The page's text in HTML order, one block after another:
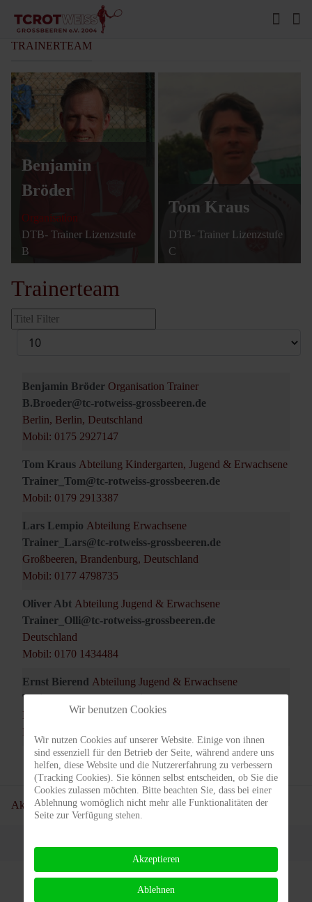
TRAINERTEAM
Benjamin
Bröder
Organisation
DTB- Trainer Lizenzstufe
B
Tom Kraus
DTB- Trainer Lizenzstufe
C
Trainerteam
Versteckt
Filterfeld
Anzeige
Benjamin Bröder Organisation Trainer
B.Broeder@tc-rotweiss-grossbeeren.de
Berlin, Berlin, Deutschland
Mobil: 0175 2927147
Tom Kraus Abteilung Kindergarten, Jugend & Erwachsene
Trainer_Tom@tc-rotweiss-grossbeeren.de
Mobil: 0179 2913387
Lars Lempio Abteilung Erwachsene
Trainer_Lars@tc-rotweiss-grossbeeren.de
Großbeeren, Brandenburg, Deutschland
Mobil: 0177 4798735
Oliver Abt Abteilung Jugend & Erwachsene
Trainer_Olli@tc-rotweiss-grossbeeren.de
Deutschland
Mobil: 0170 1434484
Ernst Bierend Abteilung Jugend & Erwachsene
Trainer_Ernst@tc-rotweiss-grossbeeren.de
Deutschland
Mobil: 0173 2409598
Aktuelle Seite:Startseite Training Trainerteam
Wir benutzen Cookies
Wir nutzen Cookies auf unserer Website. Einige von ihnen
sind essenziell für den Betrieb der Seite, während andere uns
helfen, diese Website und die Nutzererfahrung zu verbessern
(Tracking Cookies). Sie können selbst entscheiden, ob Sie die
Cookies zulassen möchten. Bitte beachten Sie, dass bei einer
Ablehnung womöglich nicht mehr alle Funktionalitäten der
Seite zur Verfügung stehen.
Akzeptieren
Ablehnen